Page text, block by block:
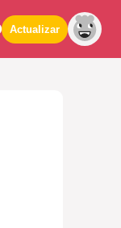
Actualizar